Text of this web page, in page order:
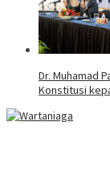
Dr. Muhamad
Konstitusi